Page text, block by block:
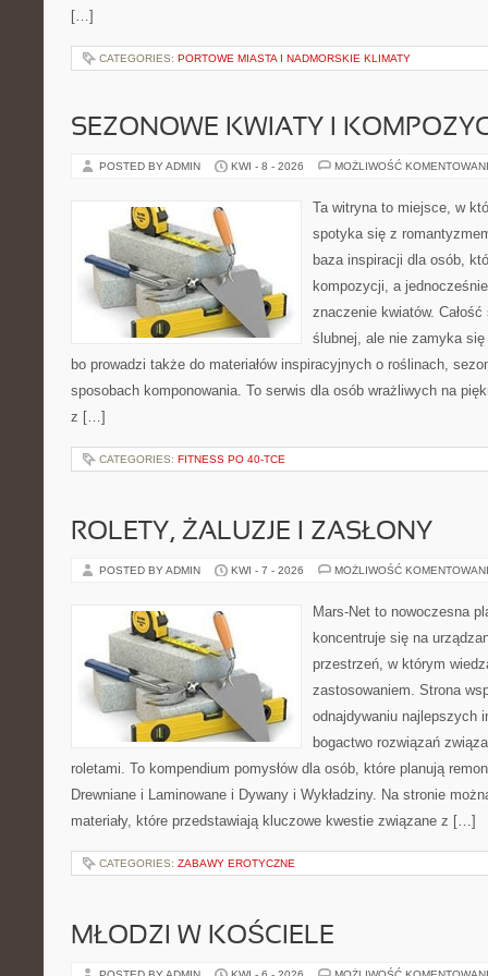
[…]
CATEGORIES: PORTOWE MIASTA I NADMORSKIE KLIMATY
SEZONOWE KWIATY I
POSTED BY ADMIN KWI - 8 - 2026 MOŻLIWOŚĆ
Ta witryna to miejsce, w
spotyka się z
baza inspiracji dla osób,
kompozycji, a
znaczenie kwiatów.
ślubnej, ale nie zamyka
bo prowadzi także do materiałów inspiracyjnych o roślinach,
sposobach komponowania. To serwis dla osób wrażliwych na
z […]
CATEGORIES: FITNESS PO 40-TCE
ROLETY, ŻALUZJE I ZASŁONY
POSTED BY ADMIN KWI - 7 - 2026 MOŻLIWOŚĆ
Mars-Net to nowoczesna
koncentruje się na
przestrzeń, w którym
zastosowaniem. Strona
odnajdywaniu najlepszych
bogactwo rozwiązań
roletami. To kompendium pomysłów dla osób, które planują
Drewniane i Laminowane i Dywany i Wykładziny. Na stronie
materiały, które przedstawiają kluczowe kwestie związane z […]
CATEGORIES: ZABAWY EROTYCZNE
MŁODZI W KOŚCIELE